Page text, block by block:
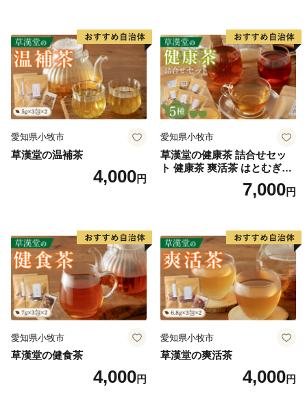
愛知県小牧市
草漢堂の温補茶
4,000円
愛知県小牧市
草漢堂の健康茶 詰合せセッ
ト 健康茶 爽活茶 はとむぎ茶
温補茶 健食茶 和漢紅茶 お茶
7,000円
愛知県小牧市
草漢堂の健食茶
4,000円
愛知県小牧市
草漢堂の爽活茶
4,000円